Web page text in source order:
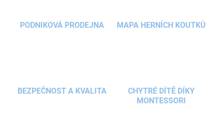
PODNIKOVÁ PRODEJNA MAPA HERNÍCH KOUTKŮ
BEZPEČNOST A KVALITA
CHYTRÉ DÍTĚ DÍKY
MONTESSORI